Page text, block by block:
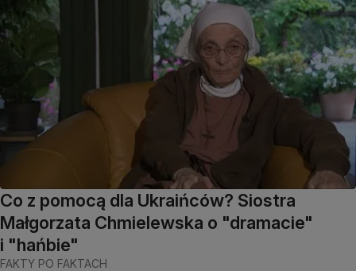
Co z pomocą dla Ukraińców? Siostra
Małgorzata Chmielewska o "dramacie"
i "hańbie"
FAKTY PO FAKTACH